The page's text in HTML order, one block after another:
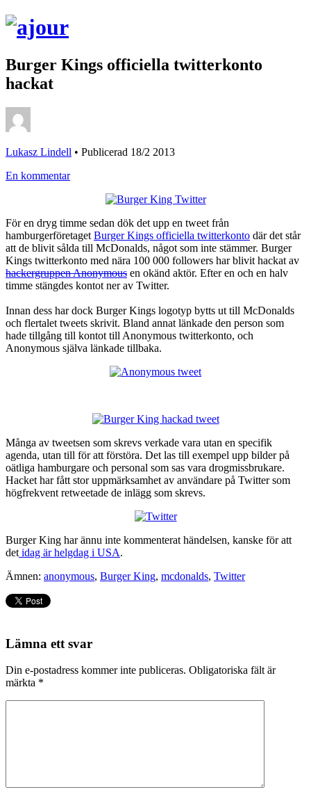
Burger Kings officiella twitterkonto
hackat
Lukasz Lindell • Publicerad 18/2 2013
En kommentar
För en dryg timme sedan dök det upp en tweet från
hamburgerföretaget Burger Kings officiella twitterkonto där det står
att de blivit sålda till McDonalds, något som inte stämmer. Burger
Kings twitterkonto med nära 100 000 followers har blivit hackat av
hackergruppen Anonymous en okänd aktör. Efter en och en halv
timme stängdes kontot ner av Twitter.
Innan dess har dock Burger Kings logotyp bytts ut till McDonalds
och flertalet tweets skrivit. Bland annat länkade den person som
hade tillgång till kontot till Anonymous twitterkonto, och
Anonymous själva länkade tillbaka.
Många av tweetsen som skrevs verkade vara utan en specifik
agenda, utan till för att förstöra. Det las till exempel upp bilder på
oätliga hamburgare och personal som sas vara drogmissbrukare.
Hacket har fått stor uppmärksamhet av användare på Twitter som
högfrekvent retweetade de inlägg som skrevs.
Burger King har ännu inte kommenterat händelsen, kanske för att
det idag är helgdag i USA.
Ämnen: anonymous, Burger King, mcdonalds, Twitter
Lämna ett svar
Din e-postadress kommer inte publiceras. Obligatoriska fält är
märkta *